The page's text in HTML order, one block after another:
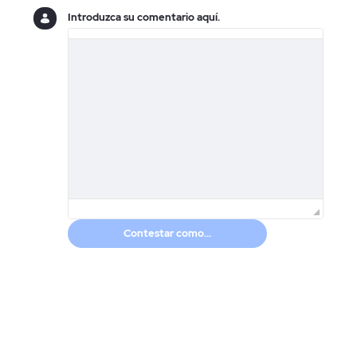
Introduzca su comentario aquí.
Contestar como...